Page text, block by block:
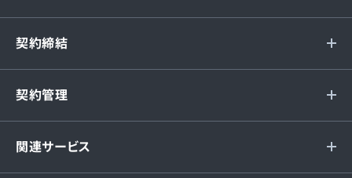
契約締結
契約管理
関連サービス